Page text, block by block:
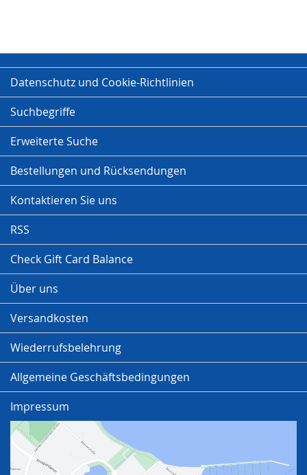
Datenschutz und Cookie-Richtlinien
Suchbegriffe
Erweiterte Suche
Bestellungen und Rücksendungen
Kontaktieren Sie uns
RSS
Check Gift Card Balance
Über uns
Versandkosten
Wiederrufsbelehrung
Allgemeine Geschäftsbedingungen
Impressum